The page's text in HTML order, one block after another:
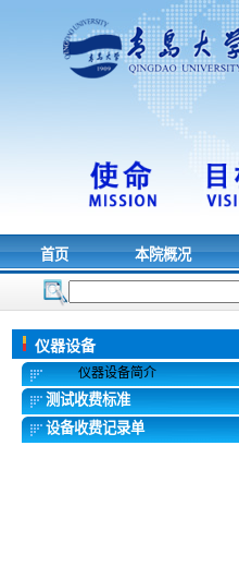
首页 本院概况
仪器设备
仪器设备简介
测试收费标准
设备收费记录单